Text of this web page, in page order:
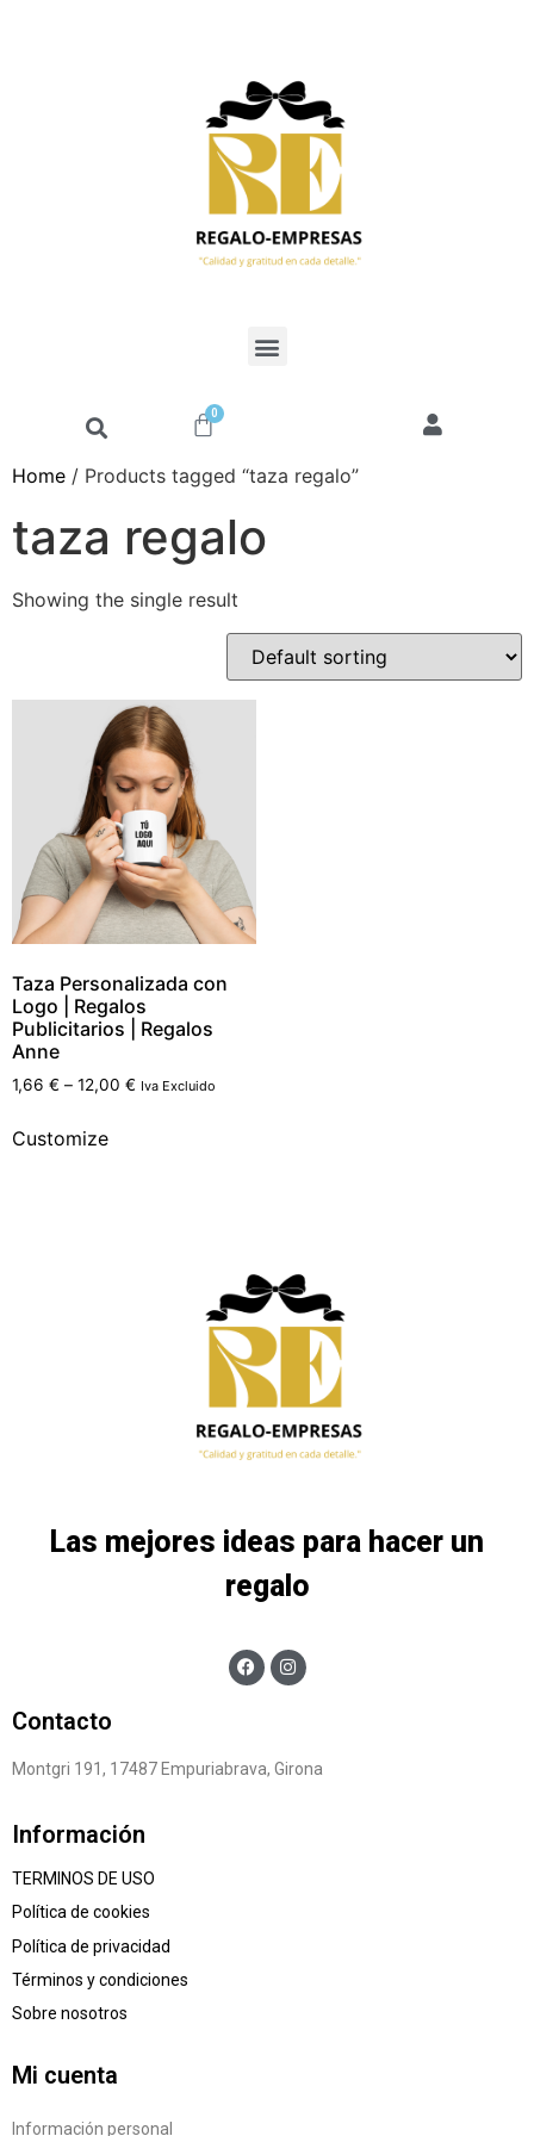
0
Home / Products tagged “taza regalo”
taza regalo
Showing the single result
Taza Personalizada con
Logo | Regalos
Publicitarios | Regalos
Anne
1,66 € – 12,00 € Iva Excluido
Customize
Las mejores ideas para hacer un
regalo
Contacto
Montgri 191, 17487 Empuriabrava, Girona
Información
TERMINOS DE USO
Política de cookies
Política de privacidad
Términos y condiciones
Sobre nosotros
Mi cuenta
Información personal